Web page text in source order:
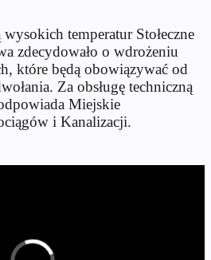
temperatur Stołeczne
zdecydowało o wdrożeniu
które będą obowiązywać od
Za obsługę techniczną
Miejskie
i Kanalizacji.